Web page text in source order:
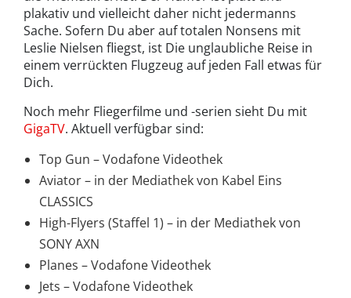
plakativ und vielleicht daher nicht jedermanns
Sache. Sofern Du aber auf totalen Nonsens mit
Leslie Nielsen fliegst, ist Die unglaubliche Reise in
einem verrückten Flugzeug auf jeden Fall etwas für
Dich.
Noch mehr Fliegerfilme und -serien sieht Du mit
GigaTV. Aktuell verfügbar sind:
Top Gun – Vodafone Videothek
Aviator – in der Mediathek von Kabel Eins
CLASSICS
High-Flyers (Staffel 1) – in der Mediathek von
SONY AXN
Planes – Vodafone Videothek
Jets – Vodafone Videothek